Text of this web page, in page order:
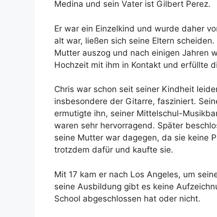
Medina und sein Vater ist Gilbert Perez.
Er war ein Einzelkind und wurde daher
alt war, ließen sich seine Eltern
Mutter auszog und nach einigen Jahren
Hochzeit mit ihm in Kontakt und erfüllte
Chris war schon seit seiner Kindheit
insbesondere der Gitarre, fasziniert.
ermutigte ihn, seiner Mittelschul-
waren sehr hervorragend. Später
seine Mutter war dagegen, da sie keine
trotzdem dafür und kaufte sie.
Mit 17 kam er nach Los Angeles, um
seine Ausbildung gibt es keine
School abgeschlossen hat oder nicht.